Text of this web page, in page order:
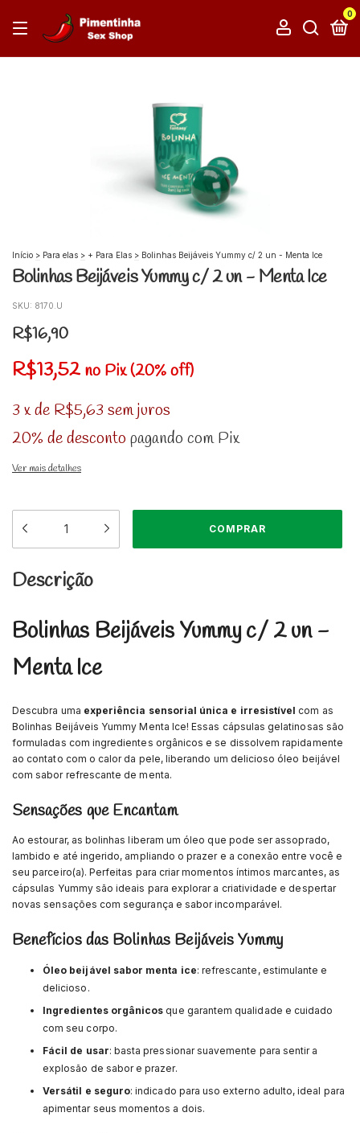
0
Início > Para elas > + Para Elas > Bolinhas Beijáveis Yummy c/ 2 un - Menta Ice
Bolinhas Beijáveis Yummy c/ 2 un - Menta Ice
SKU: 8170.U
R$16,90
R$13,52 no Pix (20% off)
3 xde R$5,63 sem juros
20% de desconto pagando com Pix
Ver mais detalhes
Descrição
Bolinhas Beijáveis Yummy c/ 2 un -
Menta Ice
Descubra uma experiência sensorial única e irresistível com as
Bolinhas Beijáveis Yummy Menta Ice! Essas cápsulas gelatinosas são
formuladas com ingredientes orgânicos e se dissolvem rapidamente
ao contato com o calor da pele, liberando um delicioso óleo beijável
com sabor refrescante de menta.
Sensações que Encantam
Ao estourar, as bolinhas liberam um óleo que pode ser assoprado,
lambido e até ingerido, ampliando o prazer e a conexão entre você e
seu parceiro(a). Perfeitas para criar momentos íntimos marcantes, as
cápsulas Yummy são ideais para explorar a criatividade e despertar
novas sensações com segurança e sabor incomparável.
Benefícios das Bolinhas Beijáveis Yummy
Óleo beijável sabor menta ice: refrescante, estimulante e
delicioso.
Ingredientes orgânicos que garantem qualidade e cuidado
com seu corpo.
Fácil de usar: basta pressionar suavemente para sentir a
explosão de sabor e prazer.
Versátil e seguro: indicado para uso externo adulto, ideal para
apimentar seus momentos a dois.